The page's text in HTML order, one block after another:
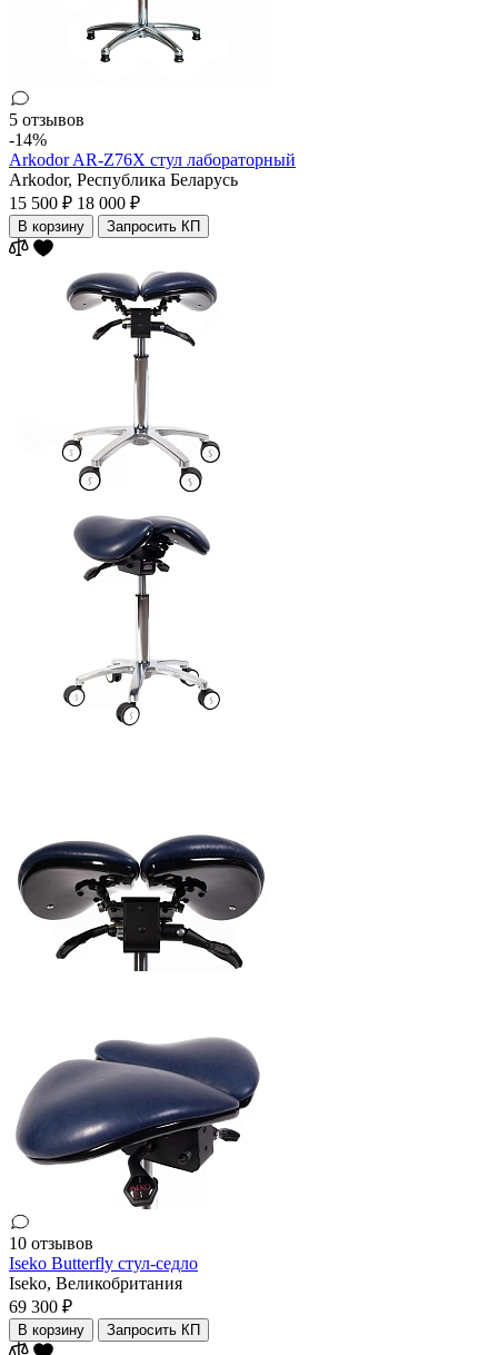
5 отзывов
-14%
Arkodor AR-Z76X стул лабораторный
Arkodor, Республика Беларусь
15 500 ₽ 18 000 ₽
В корзину Запросить КП
10 отзывов
Iseko Butterfly стул-седло
Iseko, Великобритания
69 300 ₽
В корзину Запросить КП